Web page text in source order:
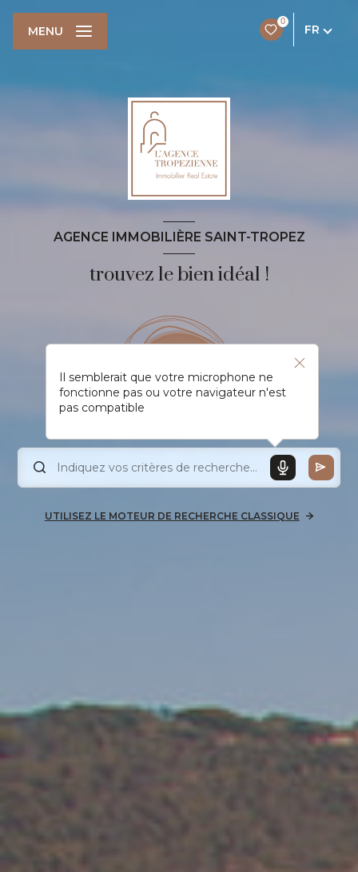
0
FR
MENU
AGENCE IMMOBILIÈRE SAINT-TROPEZ
trouvez le bien idéal !
Il semblerait que votre microphone ne
fonctionne pas ou votre navigateur n'est
pas compatible
UTILISEZ LE MOTEUR DE RECHERCHE CLASSIQUE